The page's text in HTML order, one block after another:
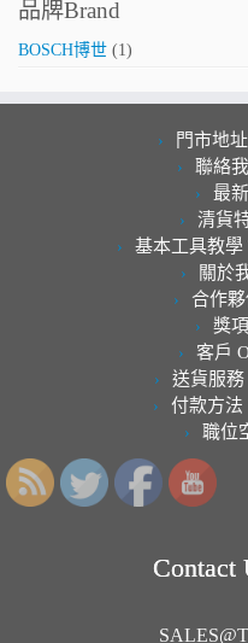
品牌Brand
BOSCH博世 (1)
門市地
聯絡
最
清貨
基本工具教學
關於
合作夥
獎
客戶
送貨服務
付款方法
職位
Contact